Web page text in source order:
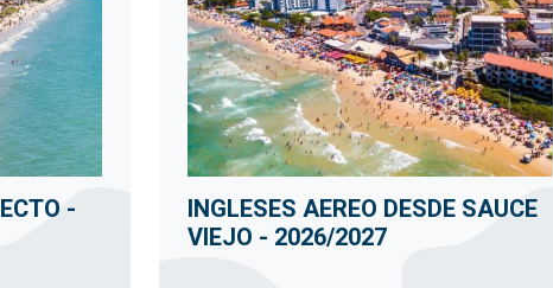
-
INGLESES AEREO DESDE SAUCE
VIEJO - 2026/2027